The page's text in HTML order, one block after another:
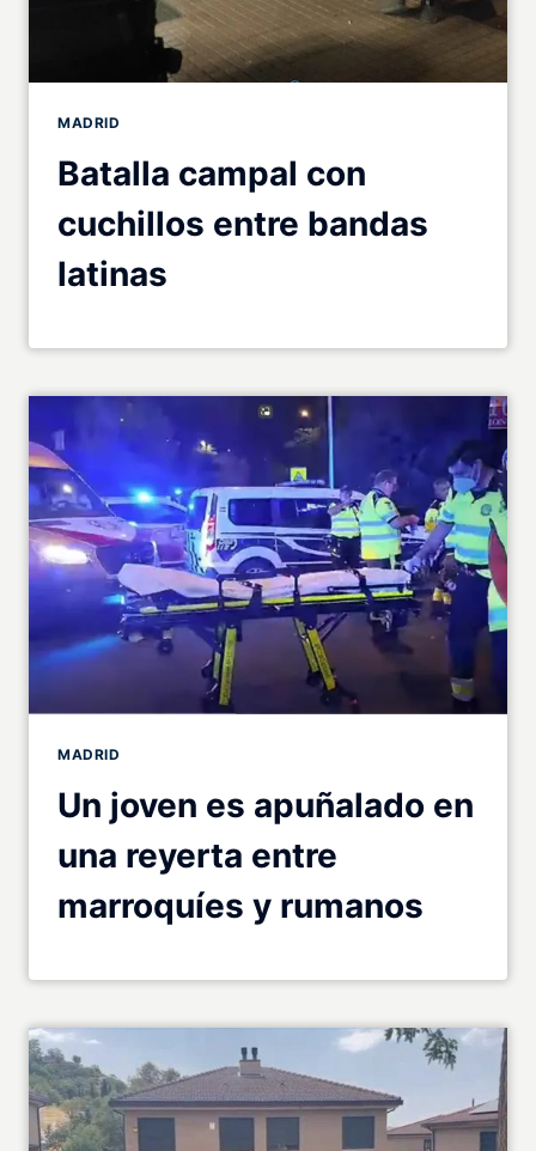
MADRID
Batalla campal con
cuchillos entre bandas
latinas
MADRID
Un joven es apuñalado en
una reyerta entre
marroquíes y rumanos